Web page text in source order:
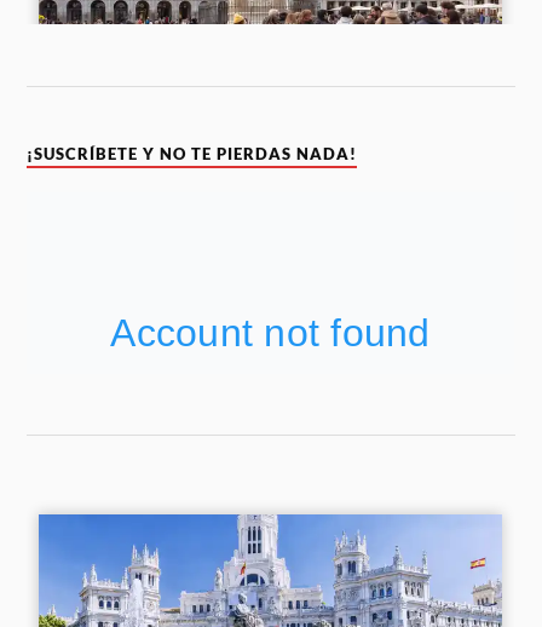
¡SUSCRÍBETE Y NO TE PIERDAS NADA!